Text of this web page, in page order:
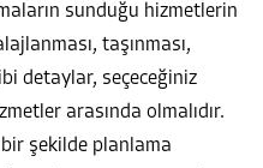
sunduğu hizmetlerin
taşınması,
detaylar, seçeceğiniz
arasında olmalıdır.
şekilde planlama